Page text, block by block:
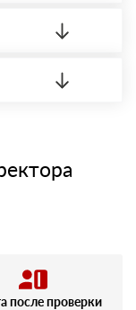
возможна через
приема
после проверки